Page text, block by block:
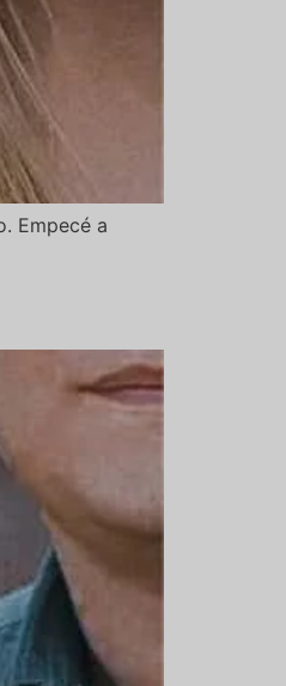
Empecé a